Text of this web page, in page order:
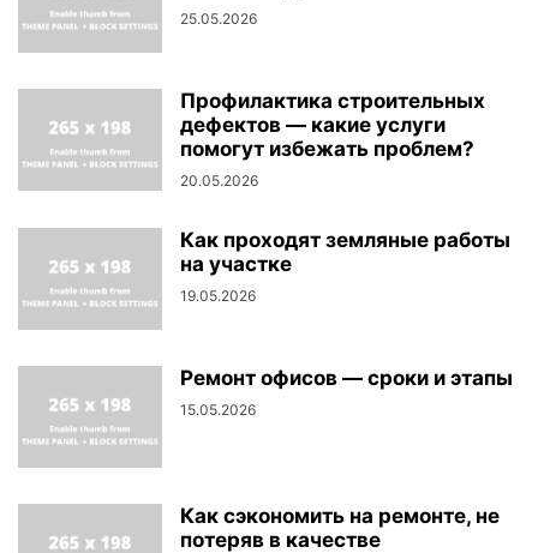
25.05.2026
Профилактика строительных
дефектов — какие услуги
помогут избежать проблем?
20.05.2026
Как проходят земляные работы
на участке
19.05.2026
Ремонт офисов — сроки и этапы
15.05.2026
Как сэкономить на ремонте, не
потеряв в качестве